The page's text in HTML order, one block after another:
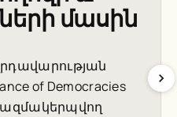
մասին
of Democracies